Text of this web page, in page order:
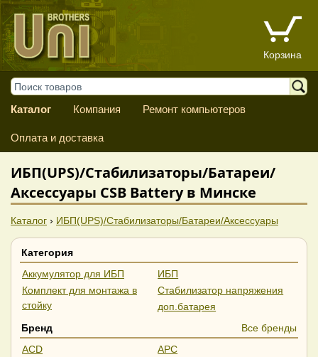
Корзина
Каталог Компания Ремонт компьютеров
Оплата и доставка
ИБП(UPS)/Стабилизаторы/Батареи/
Аксессуары CSB Battery в Минске
Каталог › ИБП(UPS)/Стабилизаторы/Батареи/Аксессуары
Категория
Аккумулятор для ИБП
ИБП
Комплект для монтажа в
стойку
Стабилизатор напряжения
доп.батарея
Бренд
Все бренды
ACD
APC